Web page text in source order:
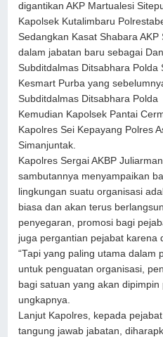
digantikan AKP Martualesi
Kapolsek Kutalimbaru
Sedangkan Kasat Shabara
dalam jabatan baru sebagai
Subditdalmas Ditsabhara Polda
Kesmart Purba yang
Subditdalmas Ditsabhara
Kemudian Kapolsek Pantai
Kapolres Sei Kepayang Polres
Simanjuntak.
Kapolres Sergai AKBP
sambutannya menyampaikan
lingkungan suatu organisasi
biasa dan akan terus
penyegaran, promosi bagi
juga pergantian pejabat karena
“Tapi yang paling utama dalam
untuk penguatan organisasi,
bagi satuan yang akan dipimpin
ungkapnya.
Lanjut Kapolres, kepada
tangung jawab jabatan,